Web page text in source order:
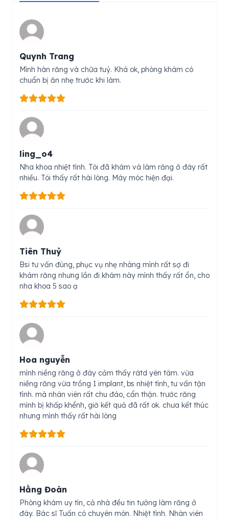
Quynh Trang
Mình hàn răng và chữa tuỷ. Khá ok, phòng khám có
chuẩn bị ăn nhẹ trước khi làm.
ling_o4
Nha khoa nhiệt tình. Tôi đã khám và làm răng ở đây rất
nhiều. Tôi thấy rất hài lòng. Máy móc hiện đại.
Tiên Thuỷ
Bsi tư vấn đúng, phục vụ nhẹ nhàng mình rất sợ đi
khám răng nhưng lần đi khám này mình thấy rất ổn, cho
nha khoa 5 sao ạ
Hoa nguyễn
mình niềng răng ở đây cảm thấy râtd yên tâm. vừa
niềng răng vừa trồng 1 implant, bs nhiệt tình, tư vấn tận
tình. mà nhân viên rất chu đáo, cẩn thận. trước răng
mình bị khấp khểnh, giờ kết quả đã rất ok. chưa kết thúc
nhưng mình thấy rất hài lòng
Hằng Đoàn
Phòng khám uy tín, cả nhà đều tin tưởng làm răng ở
đây. Bác sĩ Tuấn có chuyên môn. Nhiệt tình. Nhân viên